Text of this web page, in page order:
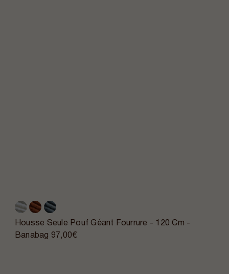
Housse Seule Pouf Géant Fourrure - 120 Cm -
Banabag 97,00€